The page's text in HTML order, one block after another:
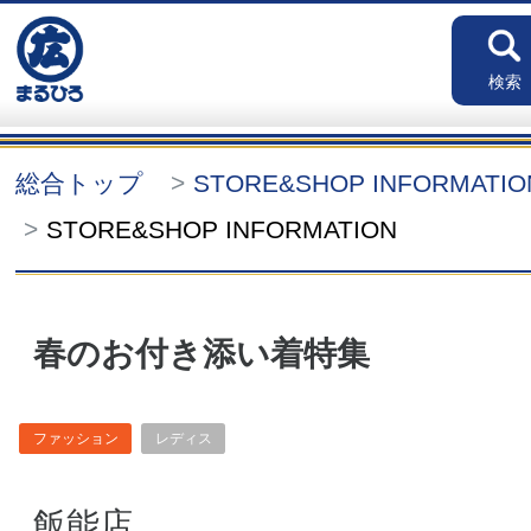
検索
総合トップ
STORE&SHOP
STORE&SHOP INFORMATION
春のお付き添い着特集
ファッション レディス